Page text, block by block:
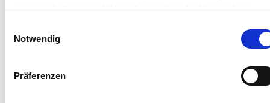
durch Ihre eigene Auswahl bestimmen können und durch
eingesetzten bzw. angebotenen Cookie-Optionen finden Sie
Notwendig
Präferenzen
490 Mitarbeitende an 9 Standorten in Deutschland